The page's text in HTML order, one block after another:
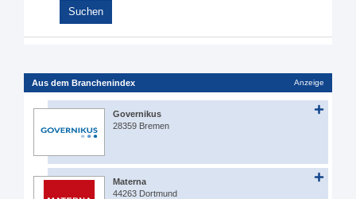
Aus dem Branchenindex Anzeige
Governikus
28359 Bremen
Materna
44263 Dortmund